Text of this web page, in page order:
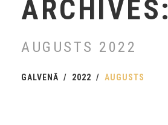
ARCHIVES:
AUGUSTS 2022
GALVENĀ 2022 AUGUSTS